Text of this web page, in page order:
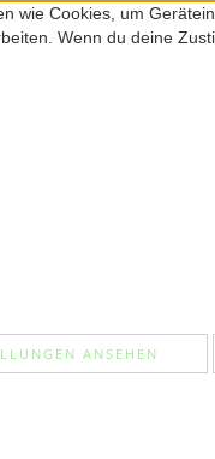
wie Cookies, um
Wenn du deine
ANSEHEN